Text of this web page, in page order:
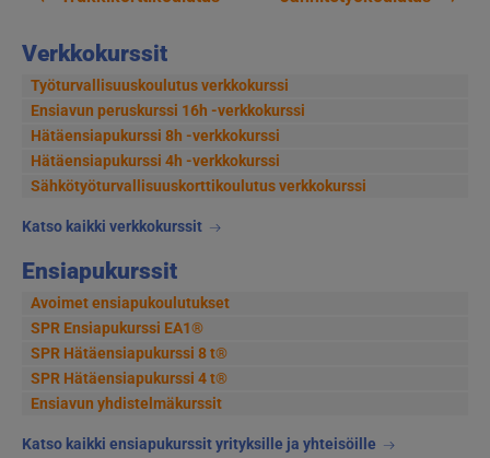
Verkkokurssit
Työturvallisuuskoulutus verkkokurssi
Ensiavun peruskurssi 16h -verkkokurssi
Hätäensiapukurssi 8h -verkkokurssi
Hätäensiapukurssi 4h -verkkokurssi
Sähkötyöturvallisuus­korttikoulutus verkkokurssi
Katso kaikki verkkokurssit
Ensiapukurssit
Avoimet ensiapukoulutukset
SPR Ensiapukurssi EA1®
SPR Hätäensiapukurssi 8 t®
SPR Hätäensiapukurssi 4 t®
Ensiavun yhdistelmäkurssit
Katso kaikki ensiapukurssit yrityksille ja yhteisöille
selaus